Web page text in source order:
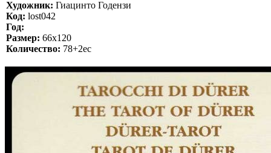
Художник: Гиацинто Годензи
Код: lost042
Год:
Размер: 66x120
Количество: 78+2ec